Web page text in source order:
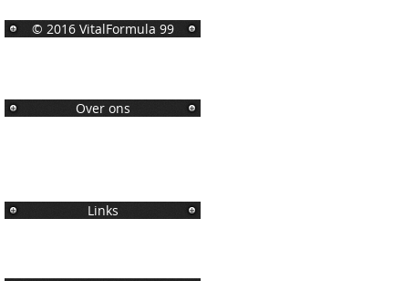
© 2016 VitalFormula 99
Over ons
Links